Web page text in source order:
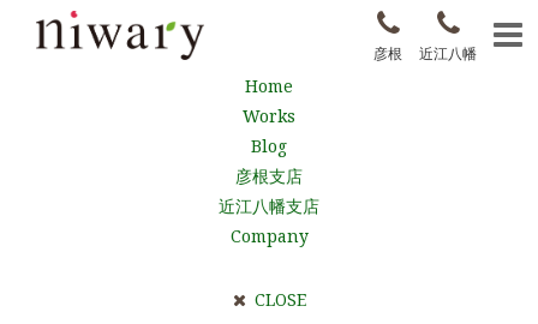
近江八幡
彦根
Home
Works
Blog
彦根支店
近江八幡支店
Company
CLOSE